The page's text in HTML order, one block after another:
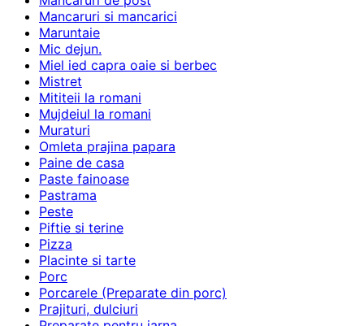
Mancaruri si mancarici
Maruntaie
Mic dejun.
Miel ied capra oaie si berbec
Mistret
Mititeii la romani
Mujdeiul la romani
Muraturi
Omleta prajina papara
Paine de casa
Paste fainoase
Pastrama
Peste
Piftie si terine
Pizza
Placinte si tarte
Porc
Porcarele (Preparate din porc)
Prajituri, dulciuri